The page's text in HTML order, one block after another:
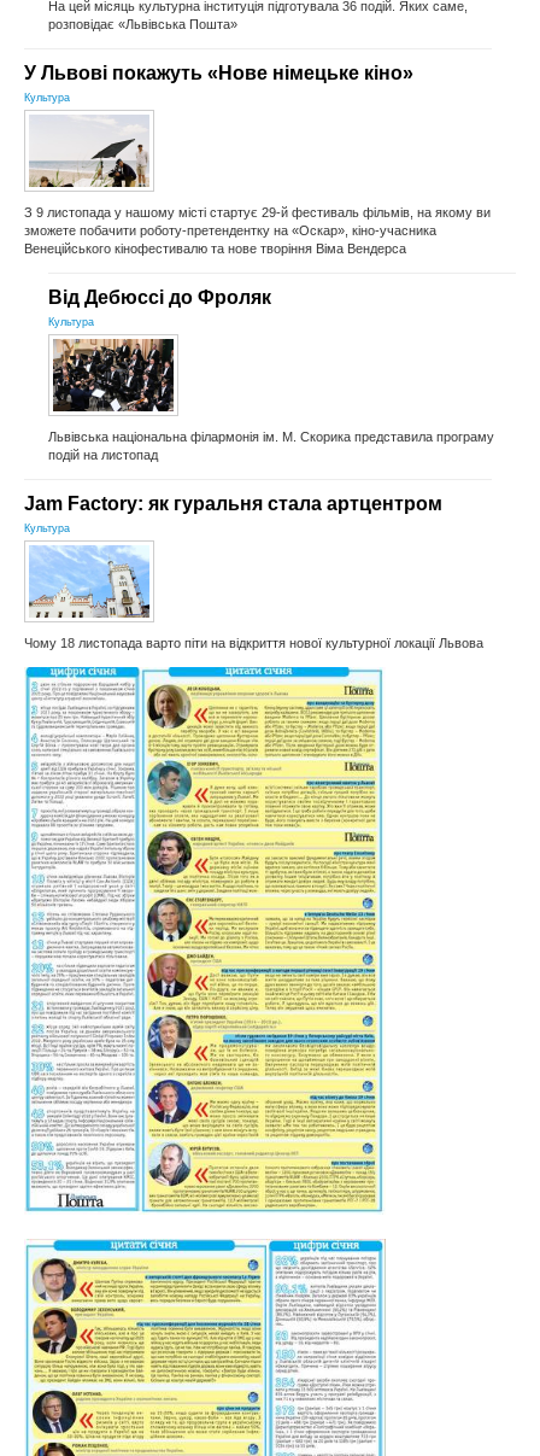
На цей місяць культурна інституція підготувала 36 подій. Яких саме,
розповідає «Львівська Пошта»
У Львові покажуть «Нове німецьке кіно»
Культура
З 9 листопада у нашому місті стартує 29-й фестиваль фільмів, на якому ви
зможете побачити роботу-претендентку на «Оскар», кіно-учасника
Венеційського кінофестивалю та нове творіння Віма Вендерса
Від Дебюссі до Фроляк
Культура
Львівська національна філармонія ім. М. Скорика представила програму
подій на листопад
Jam Factory: як гуральня стала артцентром
Культура
Чому 18 листопада варто піти на відкриття нової культурної локації Львова